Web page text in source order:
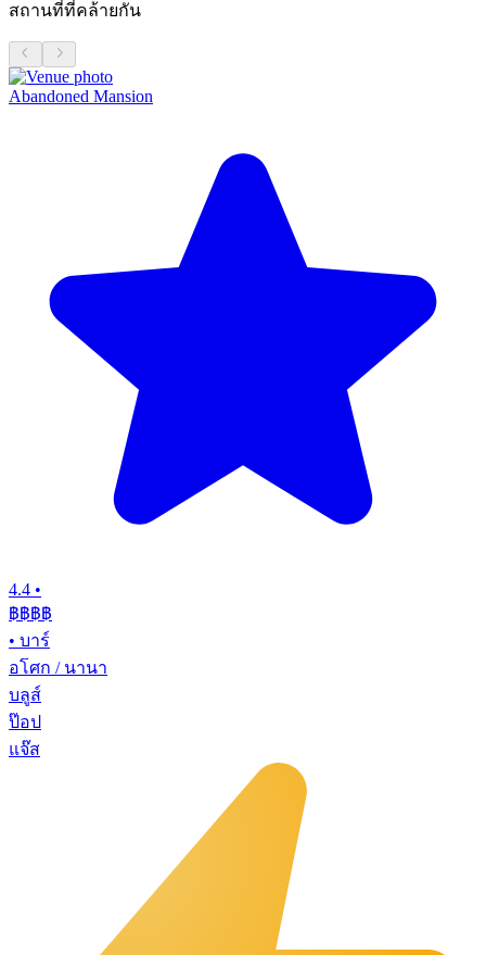
สถานที่ที่คล้ายกัน
Abandoned Mansion
4.4 •
฿฿฿฿
• บาร์
อโศก / นานา
บลูส์
ป๊อป
แจ๊ส